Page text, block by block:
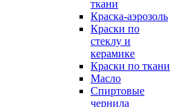
ткани
Краска-аэрозоль
Краски по
стеклу и
керамике
Краски по ткани
Масло
Спиртовые
чернила